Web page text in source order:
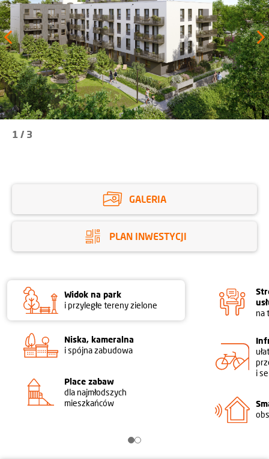
1 / 3
GALERIA
PLAN INWESTYCJI
Widok na park
i przyległe tereny zielone
Niska, kameralna
i spójna zabudowa
Place zabaw
dla najmłodszych
mieszkańców
na
i